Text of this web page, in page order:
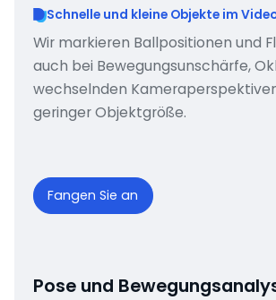
Schnelle und kleine Objekte im
Wir markieren Ballpositionen und
auch bei Bewegungsunschärfe,
wechselnden
geringer Objektgröße.
Fangen Sie an
Pose und